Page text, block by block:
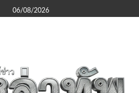
06/08/2026